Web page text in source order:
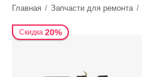
Главная / Запчасти для ремонта /
Скидка 20%